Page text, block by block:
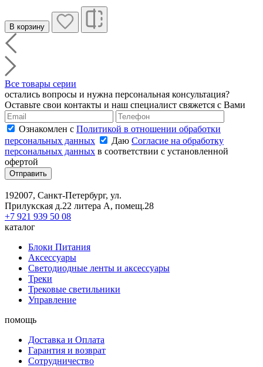
В корзину
Все товары серии
остались вопросы и нужна персональная консультация?
Оставьте свои контакты и наш специалист свяжется с Вами
Ознакомлен с Политикой в отношении обработки
персональных данных
Даю Согласие на обработку
персональных данных в соответствии с установленной
офертой
Отправить
192007, Санкт-Петербург, ул.
Прилукская д.22 литера А, помещ.28
+7 921 939 50 08
каталог
Блоки Питания
Аксессуары
Светодиодные ленты и аксессуары
Треки
Трековые светильники
Управление
помощь
Доставка и Оплата
Гарантия и возврат
Сотрудничество